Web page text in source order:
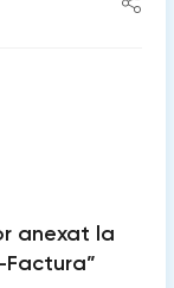
anexat la